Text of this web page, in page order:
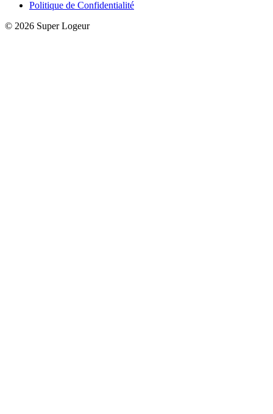
Politique de Confidentialité
© 2026 Super Logeur